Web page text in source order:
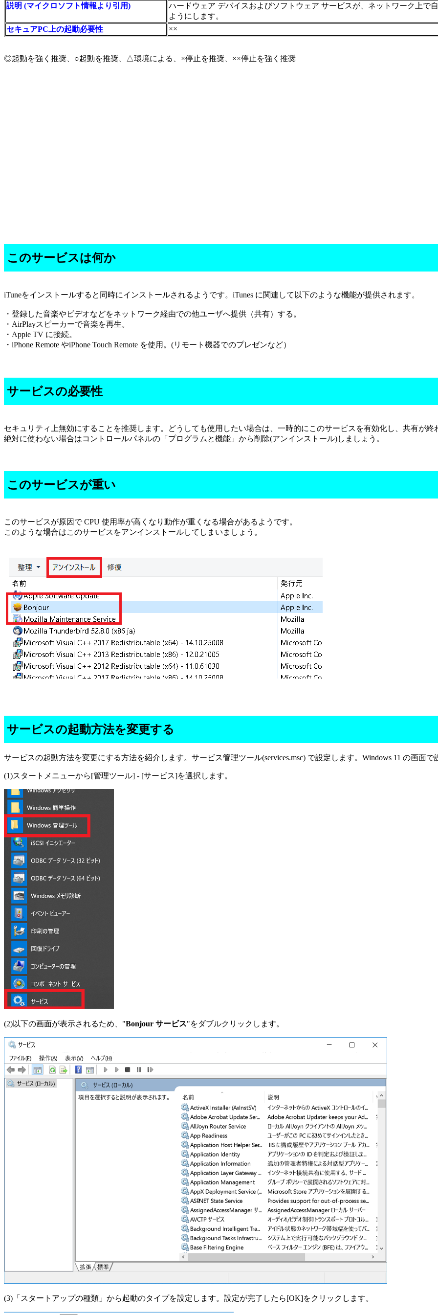
説明 (マイクロソフト情報より引用)
ハードウェア デバイスおよびソフトウェア サービスが、ネットワーク上で
ようにします。
セキュアPC上の起動必要性
××
◎起動を強く推奨、○起動を推奨、△環境による、×停止を推奨、××停止を強く推奨
このサービスは何か
iTuneをインストールすると同時にインストールされるようです。iTunes に関連して以下のような機能が提供されます。
・登録した音楽やビデオなどをネットワーク経由での他ユーザへ提供（共有）する。
・AirPlayスピーカーで音楽を再生。
・Apple TV に接続。
・iPhone Remote やiPhone Touch Remote を使用。(リモート機器でのプレゼンなど）
サービスの必要性
セキュリティ上無効にすることを推奨します。どうしても使用したい場合は、一時的にこのサービスを有効化し、共有が終
絶対に使わない場合はコントロールパネルの「プログラムと機能」から削除(アンインストール)しましょう。
このサービスが重い
このサービスが原因で CPU 使用率が高くなり動作が重くなる場合があるようです。
このような場合はこのサービスをアンインストールしてしまいましょう。
サービスの起動方法を変更する
サービスの起動方法を変更にする方法を紹介します。サービス管理ツール(services.msc) で設定します。Windows 11 の画面で
(1)スタートメニューから[管理ツール] - [サービス]を選択します。
(2)以下の画面が表示されるため、"Bonjour サービス"をダブルクリックします。
(3)「スタートアップの種類」から起動のタイプを設定します。設定が完了したら[OK]をクリックします。